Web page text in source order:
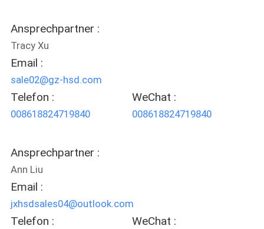
Ansprechpartner :
Tracy Xu
Email :
sale02@gz-hsd.com
Telefon :
008618824719840
WeChat :
008618824719840
Ansprechpartner :
Ann Liu
Email :
jxhsdsales04@outlook.com
Telefon : WeChat :